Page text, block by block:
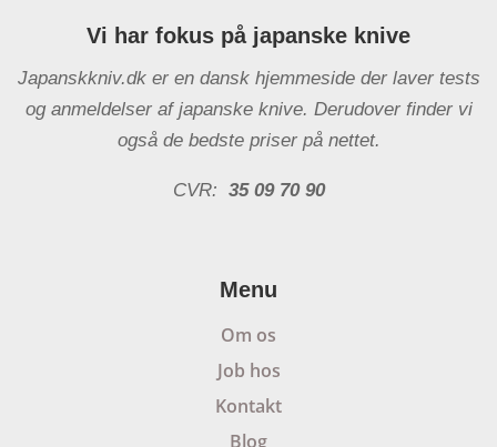
Vi har fokus på japanske knive
Japanskkniv.dk er en dansk hjemmeside der laver tests
og anmeldelser af japanske knive. Derudover finder vi
også de bedste priser på nettet.
CVR: 35 09 70 90
Menu
Om os
Job hos
Kontakt
Blog